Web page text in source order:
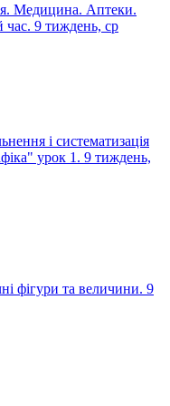
Медицина. Аптеки.
час. 9 тиждень, ср
і систематизація
урок 1. 9 тиждень,
фігури та величини. 9